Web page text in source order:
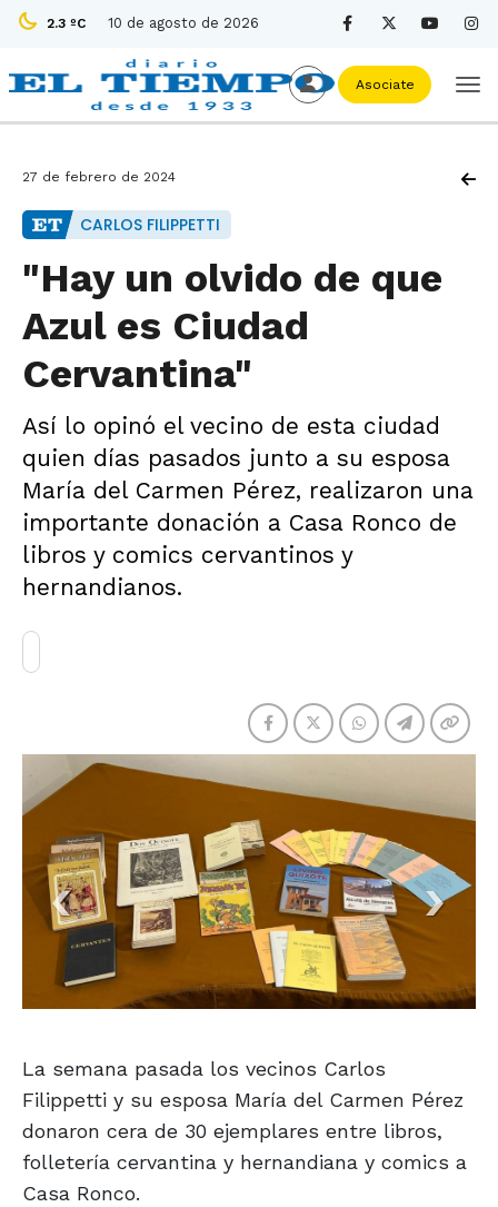
2.3 ºC 10 de agosto de 2026
Asociate
27 de febrero de 2024
CARLOS FILIPPETTI
"Hay un olvido de que
Azul es Ciudad
Cervantina"
Así lo opinó el vecino de esta ciudad
quien días pasados junto a su esposa
María del Carmen Pérez, realizaron una
importante donación a Casa Ronco de
libros y comics cervantinos y
hernandianos.
La semana pasada los vecinos Carlos
Filippetti y su esposa María del Carmen Pérez
donaron cera de 30 ejemplares entre libros,
folletería cervantina y hernandiana y comics a
Casa Ronco.